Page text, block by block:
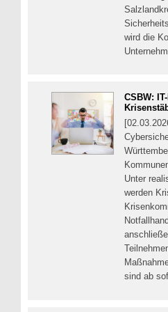
wird die
CSBW:
Unter
werden
sind ab